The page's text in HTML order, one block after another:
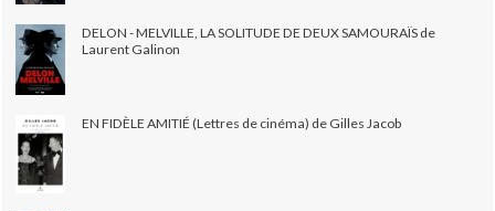
DELON - MELVILLE, LA SOLITUDE DE DEUX SAMOURAÏS de
Laurent Galinon
EN FIDÈLE AMITIÉ (Lettres de cinéma) de Gilles Jacob